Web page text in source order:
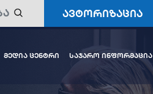
ავტორიზაცია
მედია ცენტრი საჯარო ინფორმაცია